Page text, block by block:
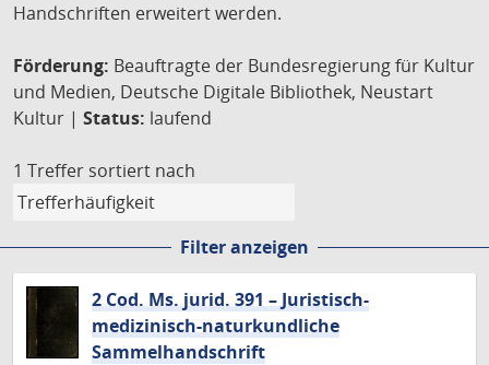
Handschriften erweitert werden.
Förderung: Beauftragte der Bundesregierung für Kultur
und Medien, Deutsche Digitale Bibliothek, Neustart
Kultur | Status: laufend
1 Treffer sortiert nach
Filter anzeigen
2 Cod. Ms. jurid. 391 – Juristisch-
medizinisch-naturkundliche
Sammelhandschrift